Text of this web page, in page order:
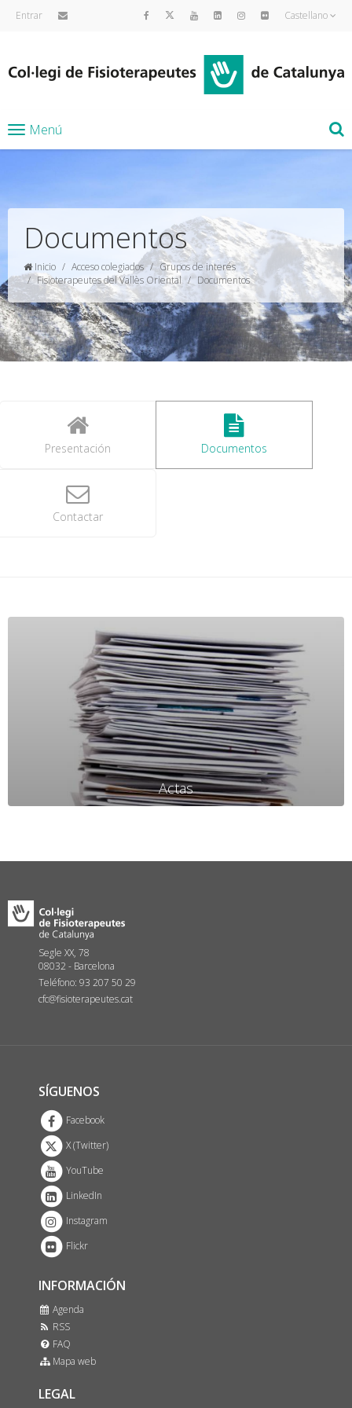
Entrar Castellano
Menú
Documentos
Inicio Acceso colegiados
Grupos de interés
Fisioterapeutes del Vallès Oriental
Documentos
Presentación Documentos
Contactar
Actas
Segle XX, 78
08032 - Barcelona
Teléfono: 93 207 50 29
cfc@fisioterapeutes.cat
SÍGUENOS
Facebook
X (Twitter)
YouTube
LinkedIn
Instagram
Flickr
INFORMACIÓN
Agenda
RSS
FAQ
Mapa web
LEGAL